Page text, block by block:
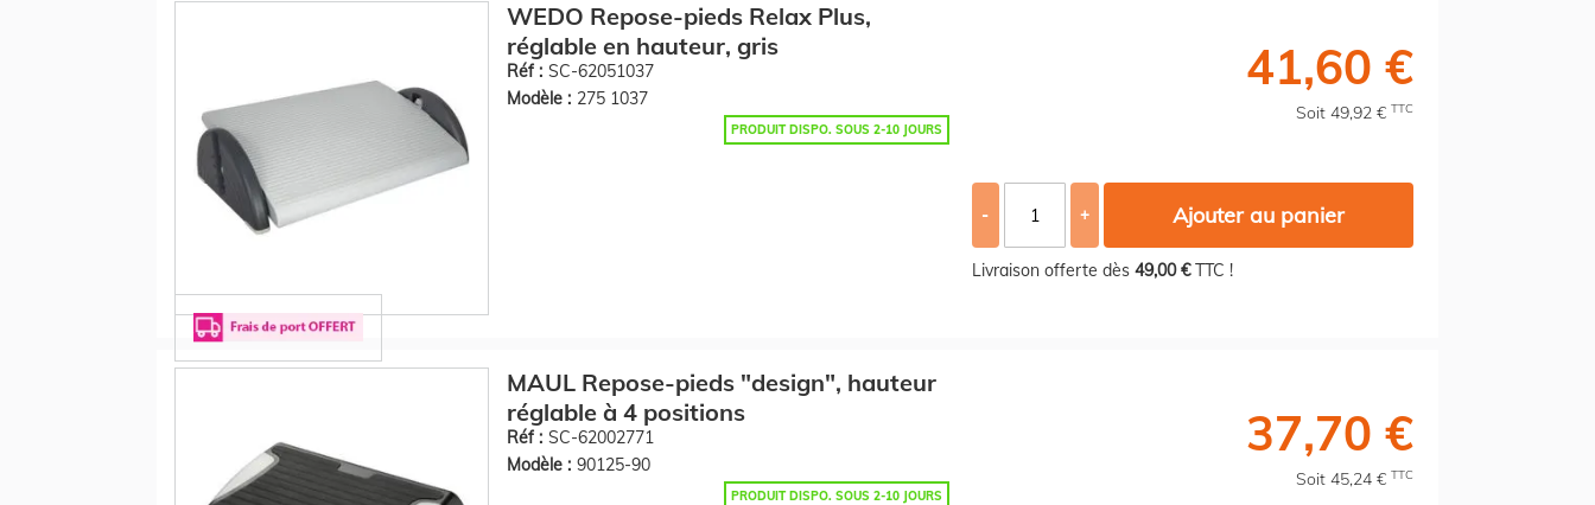
WEDO Repose-pieds Relax Plus,
réglable en hauteur, gris
Réf : SC-62051037
Modèle : 275 1037
PRODUIT DISPO. SOUS 2-10 JOURS
41,60 €
Soit 49,92 € TTC
- + Ajouter au panier
Livraison offerte dès 49,00 €TTC !
MAUL Repose-pieds "design", hauteur
réglable à 4 positions
Réf : SC-62002771
Modèle : 90125-90
PRODUIT DISPO. SOUS 2-10 JOURS
37,70 €
Soit 45,24 € TTC